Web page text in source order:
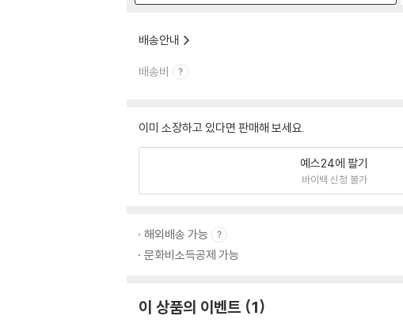
배송안내
배송비
이미 소장하고 있다면 판매해 보세요.
예스24에 팔기
바이백 신청 불가
해외배송 가능
문화비소득공제 가능
이 상품의 이벤트 1